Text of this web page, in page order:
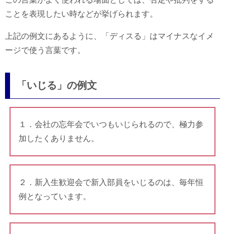
ことを表現したい時などが挙げられます。
上記の例文にあるように、「ディスる」はマイナスなイメ
ージで使う言葉です。
「いじる」の例文
１．会社の忘年会でいつもいじられるので、極力参
加したくありません。
２．新入生歓迎会で新入部員をいじるのは、毎年恒
例となっています。